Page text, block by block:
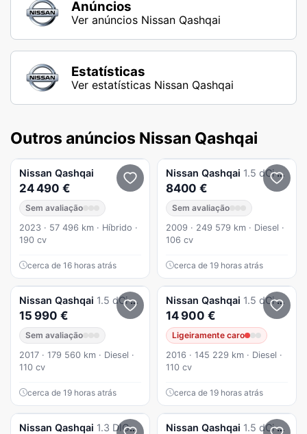
Anúncios
Ver anúncios Nissan Qashqai
Estatísticas
Ver estatísticas Nissan Qashqai
Outros anúncios Nissan Qashqai
Nissan Qashqai
24 490 €
Sem avaliação
2023 · 57 496 km · Híbrido ·
190 cv
cerca de 16 horas atrás
Nissan Qashqai 1.5 dCi Acenta
8400 €
Sem avaliação
2009 · 249 579 km · Diesel ·
106 cv
cerca de 19 horas atrás
Nissan Qashqai 1.5 dCi Tekna Premium
15 990 €
Sem avaliação
2017 · 179 560 km · Diesel ·
110 cv
cerca de 19 horas atrás
Nissan Qashqai 1.5 dCi N-Connecta 18
14 900 €
Ligeiramente caro
2016 · 145 229 km · Diesel ·
110 cv
cerca de 19 horas atrás
Nissan Qashqai 1.3 DIG-T N-Connecta Xtronic Nissan Qashqai 1.5 dCi N-Connecta